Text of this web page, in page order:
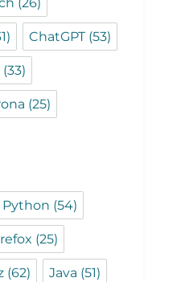
(26)
ChatGPT(53)
(33)
(25)
Python (54)
(25)
(62) Java (51)